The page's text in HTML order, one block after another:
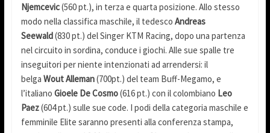
Njemcevic(560 pt.), in terza e quarta posizione. Allo stesso
modo nella classifica maschile, il tedesco Andreas
Seewald(830 pt.) del Singer KTM Racing, dopo una partenza
nel circuito in sordina, conduce i giochi. Alle sue spalle tre
inseguitori per niente intenzionati ad arrendersi: il
belga Wout Alleman(700pt.) del team Buff-Megamo, e
l’italiano Gioele De Cosmo(616 pt.) con il colombiano Leo
Paez(604 pt.) sulle sue code. I podi della categoria maschile e
femminile Elite saranno presenti alla conferenza stampa,